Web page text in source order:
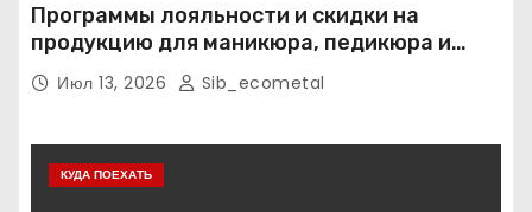
Программы лояльности и скидки на
продукцию для маникюра, педикюра и
наращивания ресниц
Июл 13, 2026 Sib_ecometal
КУДА ПОЕХАТЬ